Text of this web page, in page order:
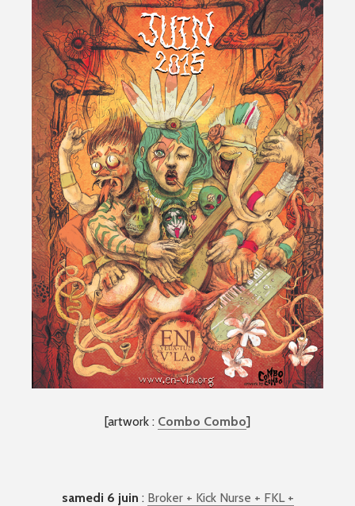
[artwork : Combo Combo]
samedi 6 juin : Broker + Kick Nurse + FKL +